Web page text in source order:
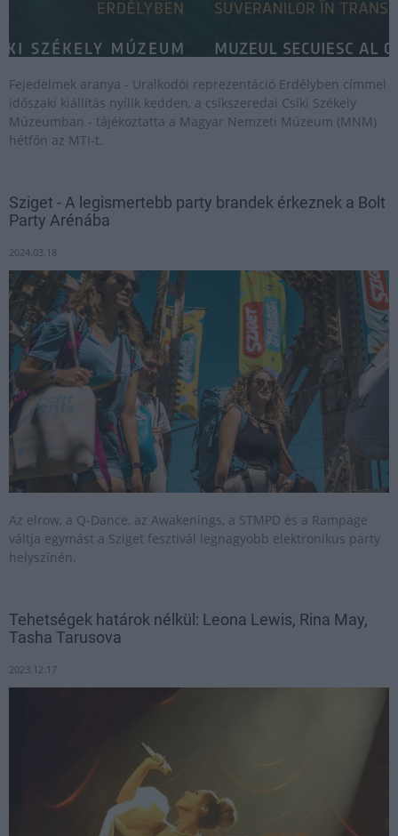
Fejedelmek aranya - Uralkodói reprezentáció Erdélyben címmel
időszaki kiállítás nyílik kedden, a csíkszeredai Csíki Székely
Múzeumban - tájékoztatta a Magyar Nemzeti Múzeum (MNM)
hétfőn az MTI-t.
Sziget - A legismertebb party brandek érkeznek a Bolt
Party Arénába
2024.03.18
Az elrow, a Q-Dance, az Awakenings, a STMPD és a Rampage
váltja egymást a Sziget fesztivál legnagyobb elektronikus party
helyszínén.
Tehetségek határok nélkül: Leona Lewis, Rina May,
Tasha Tarusova
2023.12.17